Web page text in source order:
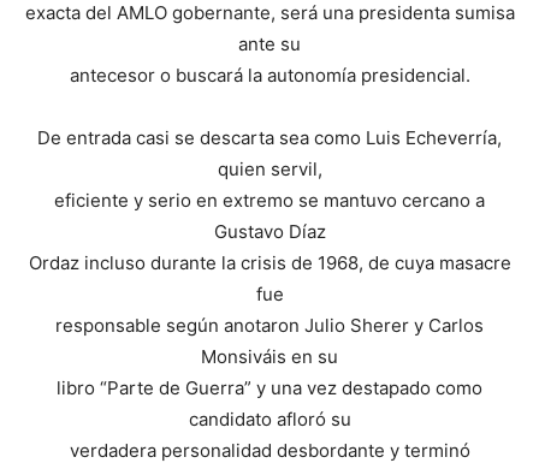
exacta del AMLO gobernante, será una presidenta sumisa
ante su
antecesor o buscará la autonomía presidencial.
De entrada casi se descarta sea como Luis Echeverría,
quien servil,
eficiente y serio en extremo se mantuvo cercano a
Gustavo Díaz
Ordaz incluso durante la crisis de 1968, de cuya masacre
fue
responsable según anotaron Julio Sherer y Carlos
Monsiváis en su
libro “Parte de Guerra” y una vez destapado como
candidato afloró su
verdadera personalidad desbordante y terminó